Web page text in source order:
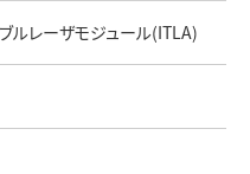
ルレーザモジュール(ITLA)